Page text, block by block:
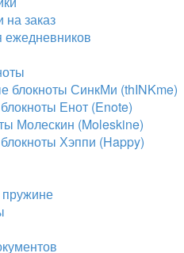
заказ
ежедневников
блокноты СинкМи (thINKme)
Енот (Enote)
Молескин (Moleskine)
Хэппи (Happy)